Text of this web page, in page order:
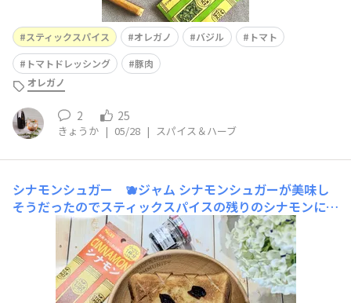
スティックスパイス オレガノ バジル
トマト
トマトドレッシング
豚肉
オレガノ
2 25
きょうか | 05/28 | スパイス＆ハーブ
シナモンシュガー 🫐ジャム シナモンシュガーが美味し
そうだったのでスティックスパイスの残りのシナモンにグ
ラニュー糖を混ぜシナモンシュガーを作りましたトースト
にふりかけてボンヌママンのブルーベリージャムを散らし
て食べたらとても美味しかったですかけてから焼いても美
味しいかな？と思いやってみたのですが香りが飛んでしま
うのか焼いてから